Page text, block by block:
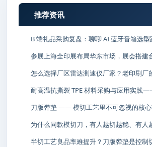
推荐资讯
B 端礼品采购复盘：聊聊 AI 蓝牙音箱选型
参展上海全印展布局华东市场，展会搭建
怎么选择厂区雷达测速仪厂家？老印刷厂
耐高温抗撕裂 TPE 材料采购与应用实践
刀版弹垫 —— 模切工艺里不可忽视的核
为什么同款模切刀，有人越切越稳、有人
半切工艺良品率难提升？刀版弹垫是控制